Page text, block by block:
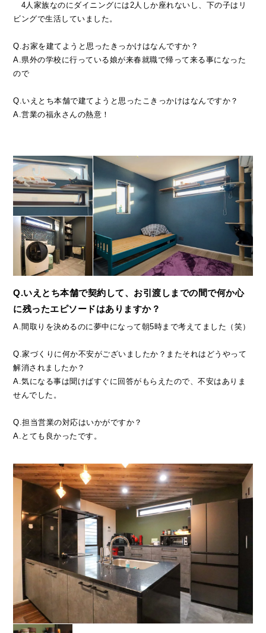
4人家族なのにダイニングには2人しか座れないし、下の子はリ
ビングで生活していました。
Q.お家を建てようと思ったきっかけはなんですか？
A.県外の学校に行っている娘が来春就職で帰って来る事になった
ので
Q.いえとち本舗で建てようと思ったこきっかけはなんですか？
A.営業の福永さんの熱意！
Q.いえとち本舗で契約して、お引渡しまでの間で何か心
に残ったエピソードはありますか？
A.間取りを決めるのに夢中になって朝5時まで考えてました（笑）
Q.家づくりに何か不安がございましたか？またそれはどうやって
解消されましたか？
A.気になる事は聞けばすぐに回答がもらえたので、不安はありま
せんでした。
Q.担当営業の対応はいかがですか？
A.とても良かったです。